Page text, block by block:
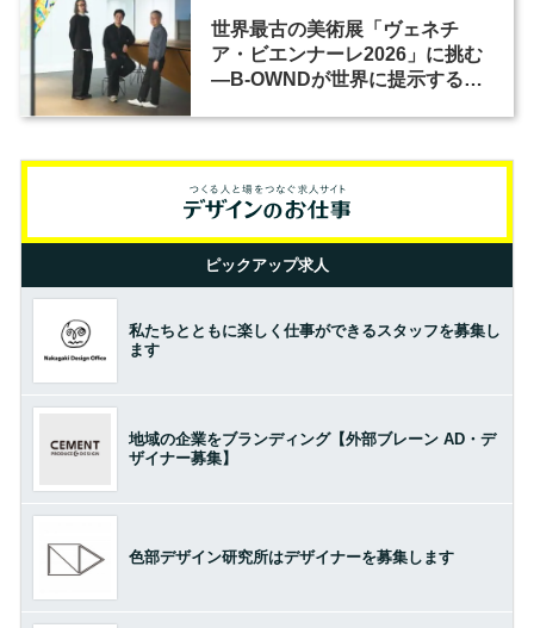
世界最古の美術展「ヴェネチ
ア・ビエンナーレ2026」に挑む
―B-OWNDが世界に提示する美
ピックアップ求人
私たちとともに楽しく仕事ができるスタッフを募集し
ます
地域の企業をブランディング【外部ブレーン AD・デ
ザイナー募集】
色部デザイン研究所はデザイナーを募集します